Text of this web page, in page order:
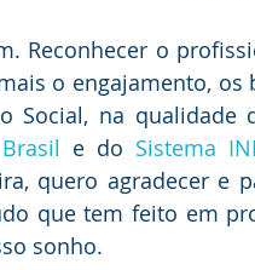
Reconhecer o
o engajamento,
Social, na qualidade
e do Sistema
quero agradecer e
que tem feito em
sonho.